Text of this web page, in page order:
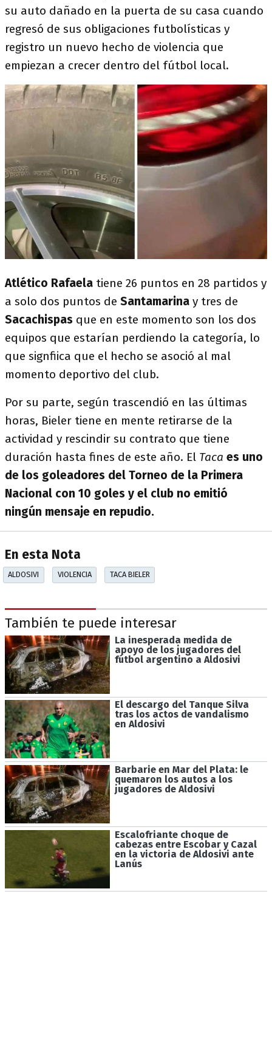
su auto dañado en la puerta de su casa cuando
regresó de sus obligaciones futbolísticas y
registro un nuevo hecho de violencia que
empiezan a crecer dentro del fútbol local.
Atlético Rafaela tiene 26 puntos en 28 partidos y
a solo dos puntos de Santamarina y tres de
Sacachispas que en este momento son los dos
equipos que estarían perdiendo la categoría, lo
que signfiica que el hecho se asoció al mal
momento deportivo del club.
Por su parte, según trascendió en las últimas
horas, Bieler tiene en mente retirarse de la
actividad y rescindir su contrato que tiene
duración hasta fines de este año. El Taca es uno
de los goleadores del Torneo de la Primera
Nacional con 10 goles y el club no emitió
ningún mensaje en repudio.
En esta Nota
ALDOSIVI VIOLENCIA TACA BIELER
También te puede interesar
La inesperada medida de
apoyo de los jugadores del
fútbol argentino a Aldosivi
El descargo del Tanque Silva
tras los actos de vandalismo
en Aldosivi
Barbarie en Mar del Plata: le
quemaron los autos a los
jugadores de Aldosivi
Escalofriante choque de
cabezas entre Escobar y Cazal
en la victoria de Aldosivi ante
Lanús